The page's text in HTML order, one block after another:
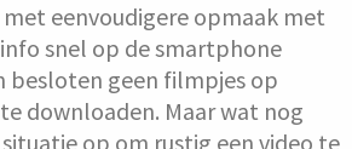
eenvoudigere opmaak met
snel op de smartphone
besloten geen filmpjes op
downloaden. Maar wat nog
op om rustig een video te